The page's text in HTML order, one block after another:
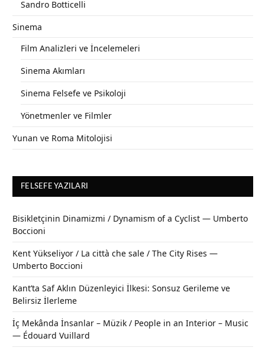
Sandro Botticelli
Sinema
Film Analizleri ve İncelemeleri
Sinema Akımları
Sinema Felsefe ve Psikoloji
Yönetmenler ve Filmler
Yunan ve Roma Mitolojisi
FELSEFE YAZILARI
Bisikletçinin Dinamizmi / Dynamism of a Cyclist — Umberto
Boccioni
Kent Yükseliyor / La città che sale / The City Rises —
Umberto Boccioni
Kant’ta Saf Aklın Düzenleyici İlkesi: Sonsuz Gerileme ve
Belirsiz İlerleme
İç Mekânda İnsanlar – Müzik / People in an Interior – Music
— Édouard Vuillard